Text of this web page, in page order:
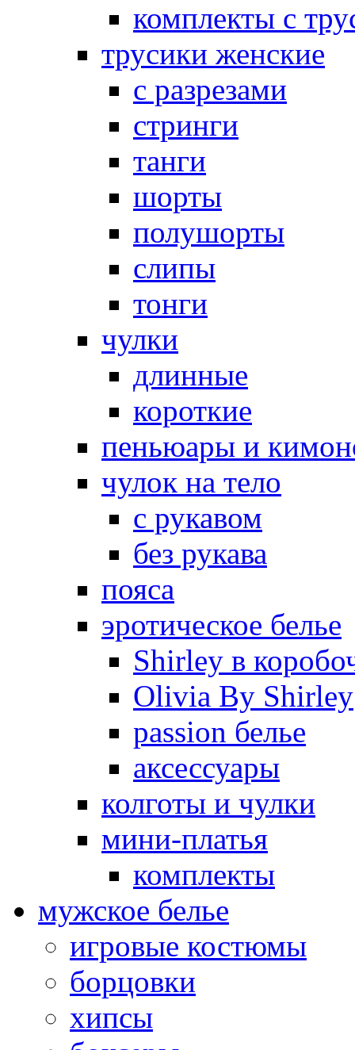
комплекты с
трусики женские
с разрезами
стринги
танги
шорты
полушорты
слипы
тонги
чулки
длинные
короткие
пеньюары и
чулок на тело
с рукавом
без рукава
пояса
эротическое белье
Shirley в
Olivia By Shirley
passion белье
аксессуары
колготы и чулки
мини-платья
комплекты
мужское белье
игровые костюмы
борцовки
хипсы